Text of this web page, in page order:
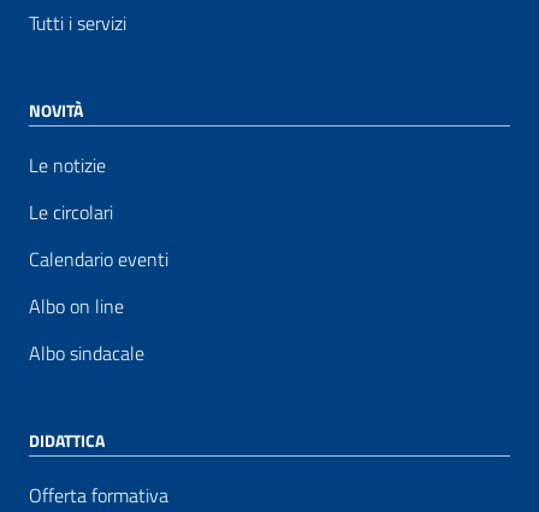
Tutti i servizi
NOVITÀ
Le notizie
Le circolari
Calendario eventi
Albo on line
Albo sindacale
DIDATTICA
Offerta formativa